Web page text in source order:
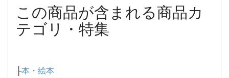
この商品が含まれる商品カ
テゴリ・特集
├本・絵本